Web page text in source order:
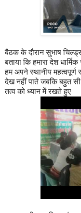
बैठक के दौरान सुभाष
बताया कि हमारा देश
हम अपने स्थानीय
देख नहीं पाते जबकि बहुत सी
तत्व को ध्यान में रखते हुए